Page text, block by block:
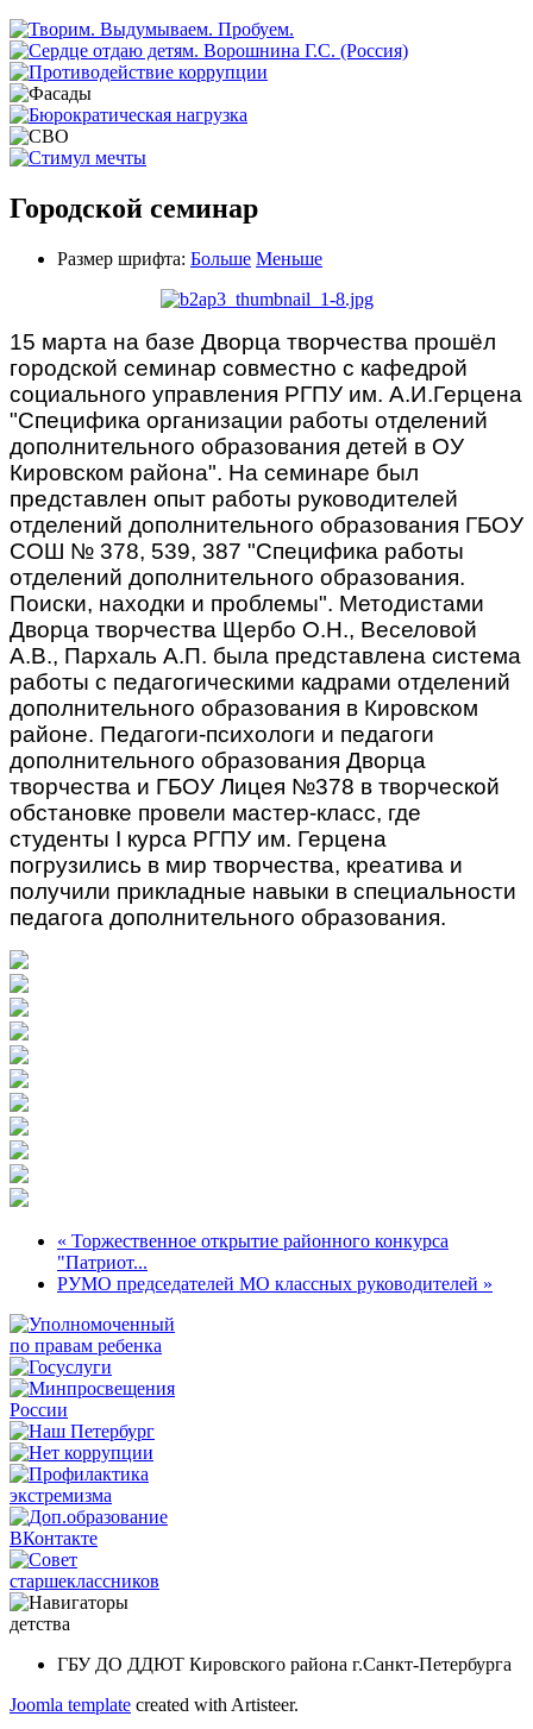
Городской семинар
Размер шрифта: Больше Меньше
15 марта на базе Дворца творчества прошёл
городской семинар совместно с кафедрой
социального управления РГПУ им. А.И.Герцена
"Специфика организации работы отделений
дополнительного образования детей в ОУ
Кировском района". На семинаре был
представлен опыт работы руководителей
отделений дополнительного образования ГБОУ
СОШ № 378, 539, 387 "Специфика работы
отделений дополнительного образования.
Поиски, находки и проблемы". Методистами
Дворца творчества Щербо О.Н., Веселовой
А.В., Пархаль А.П. была представлена система
работы с педагогическими кадрами отделений
дополнительного образования в Кировском
районе. Педагоги-психологи и педагоги
дополнительного образования Дворца
творчества и ГБОУ Лицея №378 в творческой
обстановке провели мастер-класс, где
студенты I курса РГПУ им. Герцена
погрузились в мир творчества, креатива и
получили прикладные навыки в специальности
педагога дополнительного образования.
« Торжественное открытие районного конкурса
"Патриот...
РУМО председателей МО классных руководителей »
ГБУ ДО ДДЮТ Кировского района г.Санкт-Петербурга
Joomla template created with Artisteer.